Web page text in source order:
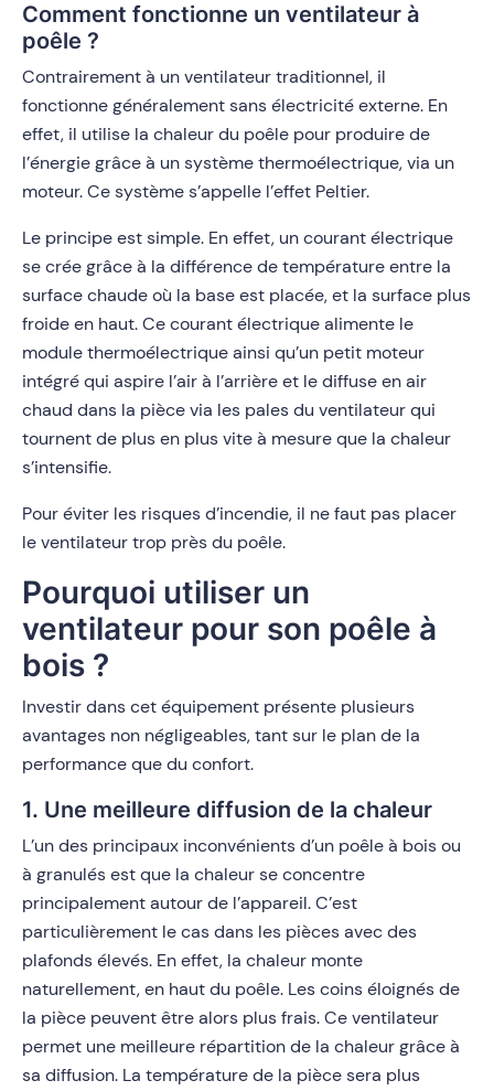
Comment fonctionne un ventilateur à
poêle ?
Contrairement à un ventilateur traditionnel, il
fonctionne généralement sans électricité externe. En
effet, il utilise la chaleur du poêle pour produire de
l’énergie grâce à un système thermoélectrique, via un
moteur. Ce système s’appelle l’effet Peltier.
Le principe est simple. En effet, un courant électrique
se crée grâce à la différence de température entre la
surface chaude où la base est placée, et la surface plus
froide en haut. Ce courant électrique alimente le
module thermoélectrique ainsi qu’un petit moteur
intégré qui aspire l’air à l’arrière et le diffuse en air
chaud dans la pièce via les pales du ventilateur qui
tournent de plus en plus vite à mesure que la chaleur
s’intensifie.
Pour éviter les risques d’incendie, il ne faut pas placer
le ventilateur trop près du poêle.
Pourquoi utiliser un
ventilateur pour son poêle à
bois ?
Investir dans cet équipement présente plusieurs
avantages non négligeables, tant sur le plan de la
performance que du confort.
1. Une meilleure diffusion de la chaleur
L’un des principaux inconvénients d’un poêle à bois ou
à granulés est que la chaleur se concentre
principalement autour de l’appareil.C’est
particulièrement le cas dans les pièces avec des
plafonds élevés. En effet, la chaleur monte
naturellement, en haut du poêle. Les coins éloignés de
la pièce peuvent être alors plus frais. Ce ventilateur
permet une meilleure répartition de la chaleur grâce à
sa diffusion. La température de la pièce sera plus